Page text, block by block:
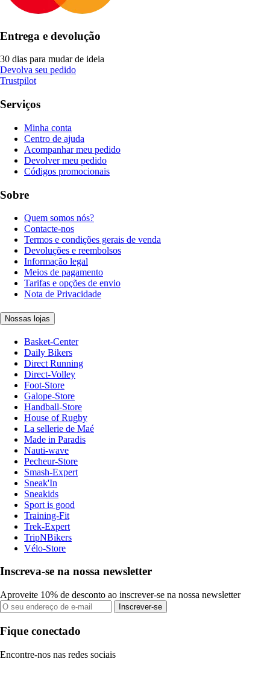
Entrega e devolução
30 dias para mudar de ideia
Devolva seu pedido
Trustpilot
Serviços
Minha conta
Centro de ajuda
Acompanhar meu pedido
Devolver meu pedido
Códigos promocionais
Sobre
Quem somos nós?
Contacte-nos
Termos e condições gerais de venda
Devoluções e reembolsos
Informação legal
Meios de pagamento
Tarifas e opções de envio
Nota de Privacidade
Nossas lojas
Basket-Center
Daily Bikers
Direct Running
Direct-Volley
Foot-Store
Galope-Store
Handball-Store
House of Rugby
La sellerie de Maé
Made in Paradis
Nauti-wave
Pecheur-Store
Smash-Expert
Sneak'In
Sneakids
Sport is good
Training-Fit
Trek-Expert
TripNBikers
Vélo-Store
Inscreva-se na nossa newsletter
Aproveite 10% de desconto ao inscrever-se na nossa newsletter
Inscrever-se
Fique conectado
Encontre-nos nas redes sociais